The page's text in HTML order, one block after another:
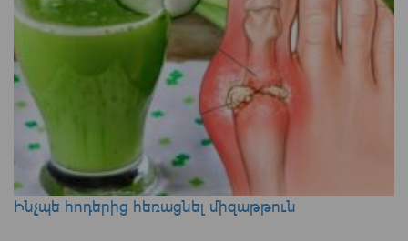
Ինչպե հոդերից հեռացնել միզաթթուն